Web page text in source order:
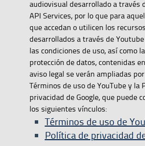
audiovisual desarrollado a través
API Services, por lo que para
que accedan o utilicen los recursos
desarrollados a través de
las condiciones de uso, así como
protección de datos, contenidas
aviso legal se verán ampliadas
Términos de uso de YouTube y la
privacidad de Google, que puede
los siguientes vínculos:
Términos de uso de
Política de privacidad